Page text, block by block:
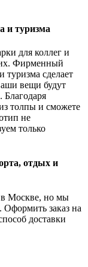
и туризма
для коллег и
Фирменный
туризма сделает
вещи будут
толпы и сможете
не
только
отдых и
Москве, но мы
Оформить заказ на
доставки